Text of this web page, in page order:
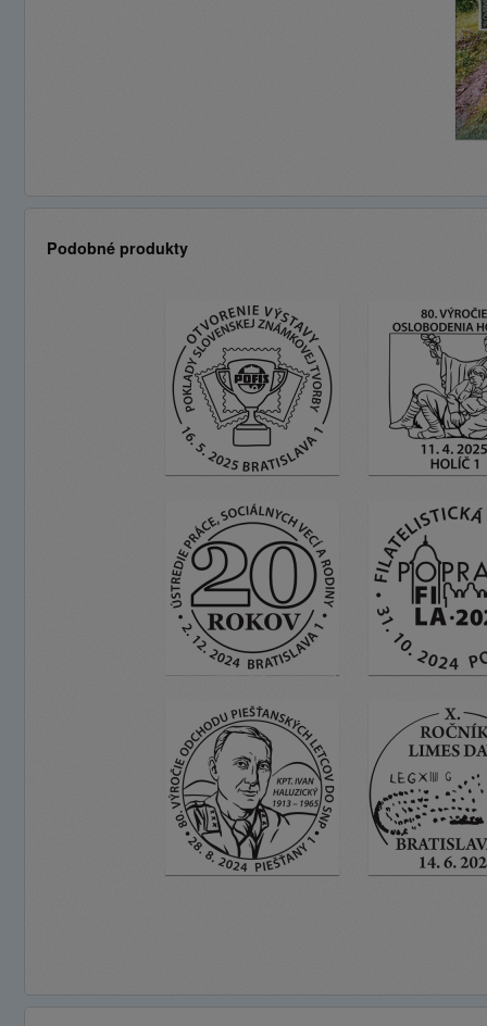
Podobné produkty